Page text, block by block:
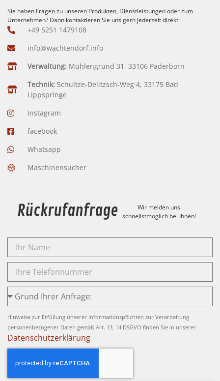
Sie haben Fragen zu unseren Produkten, Dienstleistungen oder zum
Unternehmen? Dann kontaktieren Sie uns gern jederzeit direkt:
+49 5251 1479108
info@wachtendorf.info
Verwaltung: Mühlengrund 31, 33106 Paderborn
Technik: Schultze-Delitzsch-Weg 4, 33175 Bad
Lippspringe
Instagram
facebook
Whatsapp
Maschinensucher
Rückrufanfrage
Wir melden uns
schnellstmöglich bei Ihnen!
Hinweise zur Erfüllung unserer Informationspflichten zur Verarbeitung
personenbezogener Daten gemäß Art. 13, 14 DSGVO finden Sie in unserer
Datenschutzerklärung.